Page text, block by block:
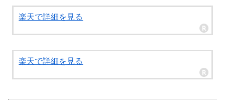
楽天で詳細を見る
楽天で詳細を見る